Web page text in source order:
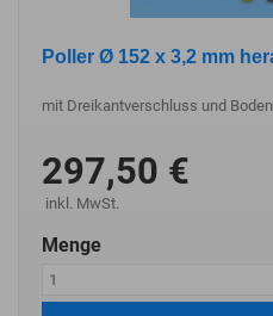
Poller Ø 152 x 3,2 mm
mit Dreikantverschluss und
297,50 €
inkl. MwSt.
Menge